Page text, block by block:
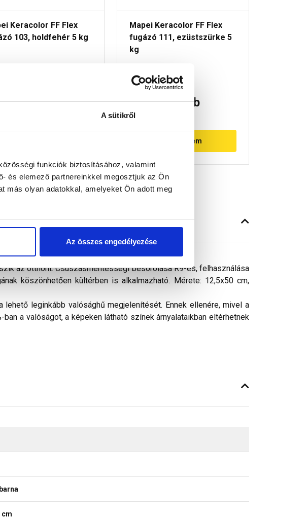
A sütikről
funkciók biztosításához, valamint
és elemező partnereinkkel megosztjuk az Ön
más olyan adatokkal, amelyeket Ön adott meg
Az összes engedélyezése
Keracolor FF Flex
103, holdfehér 5 kg
Ft/ db
Mapei Keracolor FF Flex
fugázó 111, ezüstszürke 5
kg
4 580 Ft/ db
916 Ft / kg
Megnézem
az otthont. Csúszásmentességi besorolása R9-es, felhasználása
köszönhetően kültérben is alkalmazható. Mérete: 12,5x50 cm,
leginkább valósághű megjelenítését. Ennek ellenére, mivel a
a valóságot, a képeken látható színek árnyalataikban eltérhetnek
cm